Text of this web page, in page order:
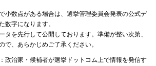
小数点がある場合は、選挙管理委員会発表の公式デ
数字になります。
を先行して公開しております。準備が整い次第、
で、あらかじめご了承ください。
政治家・候補者が選挙ドットコム上で情報を発信す